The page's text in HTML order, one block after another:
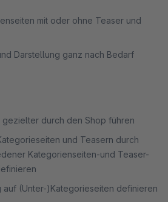
mit oder ohne Teaser und
Darstellung ganz nach Bedarf
durch den Shop führen
und Teasern durch
Kategorienseiten-und Teaser-
auf (Unter-)Kategorieseiten definieren